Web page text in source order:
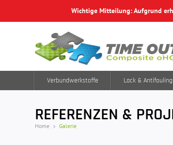
Wichtige Mitteilung: Aufgrund
Verbundwerkstoffe Lack & Antifouling
REFERENZEN &
Home Galerie